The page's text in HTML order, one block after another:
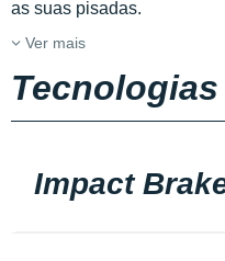
as suas pisadas.
Ver mais
Tecnologias
Impact